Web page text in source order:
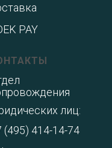
PAY
лиц:
(495) 414-14-74